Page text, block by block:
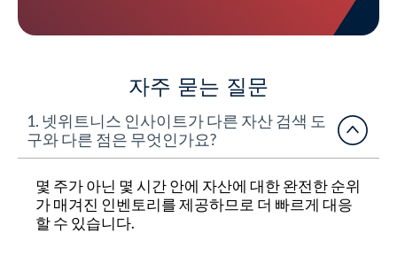
자주 묻는 질문
1. 넷위트니스 인사이트가 다른 자산 검색 도
구와 다른 점은 무엇인가요?
몇 주가 아닌 몇 시간 안에 자산에 대한 완전한 순위
가 매겨진 인벤토리를 제공하므로 더 빠르게 대응
할 수 있습니다.